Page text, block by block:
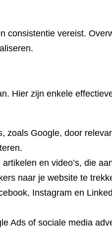
consistentie vereist.
Hier zijn enkele
zoals Google, door
en video’s, die
naar je website te
Instagram en
Ads of sociale media